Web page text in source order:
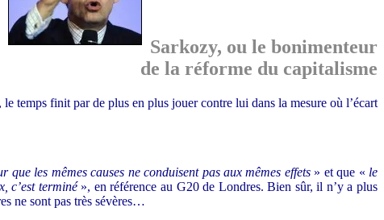
Sarkozy, ou le bonimenteur
de la réforme du capitalisme
temps finit par de plus en plus jouer contre lui dans la mesure où l’écart
que les mêmes causes ne conduisent pas aux mêmes effets» et que « le
c’est terminé», en référence au G20 de Londres. Bien sûr, il n’y a plus
ne sont pas très sévères…